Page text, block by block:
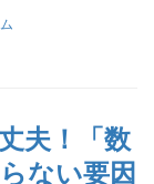
夫！「数
ない要因